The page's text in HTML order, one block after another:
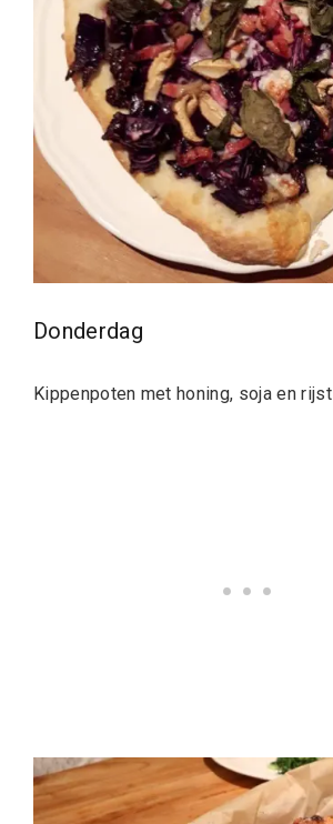
Donderdag
Kippenpoten met honing, soja en rijst